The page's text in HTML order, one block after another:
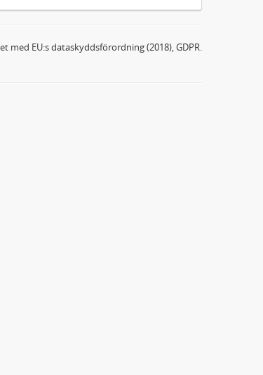
EU:s dataskyddsförordning (2018), GDPR.